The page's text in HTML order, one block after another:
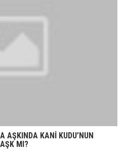
AŞKINDA KANİ KUDU’NUN
MI?